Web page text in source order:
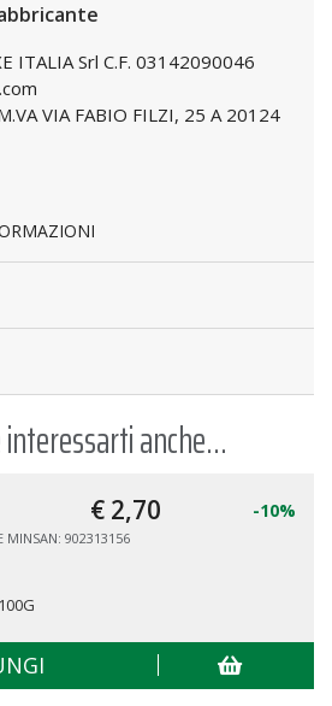
ITALIA Srl C.F. 03142090046
VIA FABIO FILZI, 25 A 20124
anche...
€ 2,70 -10%
MINSAN: 902313156